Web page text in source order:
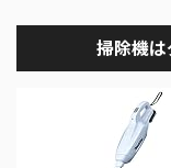
掃除機